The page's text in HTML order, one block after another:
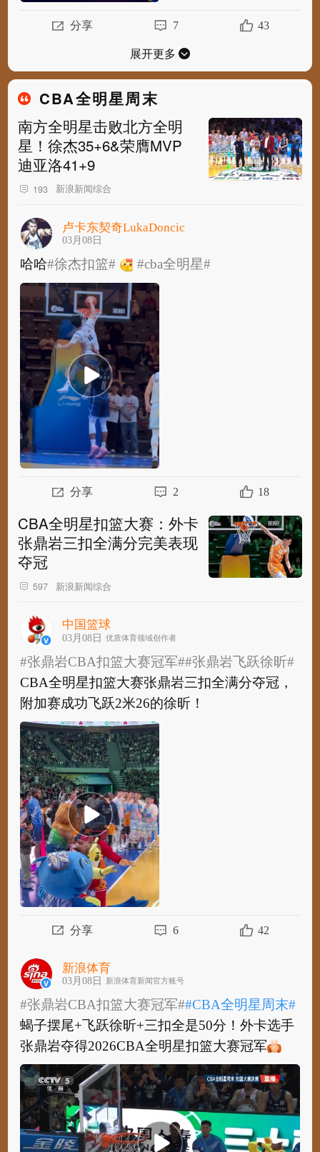
分享 7 43
展开更多
CBA全明星周末
南方全明星击败北方全明
星！徐杰35+6&荣膺MVP
迪亚洛41+9
193 新浪新闻综合
卢卡东契奇LukaDoncic
03月08日
哈哈#徐杰扣篮# #cba全明星#
哈哈#徐杰扣篮# #cba全明星#
分享 2 18
CBA全明星扣篮大赛：外卡
张鼎岩三扣全满分完美表现
夺冠
597 新浪新闻综合
中国篮球
03月08日 优质体育领域创作者
#张鼎岩CBA扣篮大赛冠军##张鼎岩飞跃徐昕#
CBA全明星扣篮大赛张鼎岩三扣全满分夺冠，
附加赛成功飞跃2米26的徐昕！ ​​​​ ​
#张鼎岩CBA扣篮大赛冠军#
CBA全明星扣篮大赛张鼎岩三扣全满分夺冠，
分享 6 42
新浪体育
03月08日 新浪体育新闻官方账号
#张鼎岩CBA扣篮大赛冠军##CBA全明星周末#
蝎子摆尾+飞跃徐昕+三扣全是50分！外卡选手
张鼎岩夺得2026CBA全明星扣篮大赛冠军
#张鼎岩CBA扣篮大赛冠军##CBA全明星周末#
蝎子摆尾+飞跃徐昕+三扣全是50分！外卡选手
张鼎岩夺得2026CBA全明星扣篮大赛冠军
​